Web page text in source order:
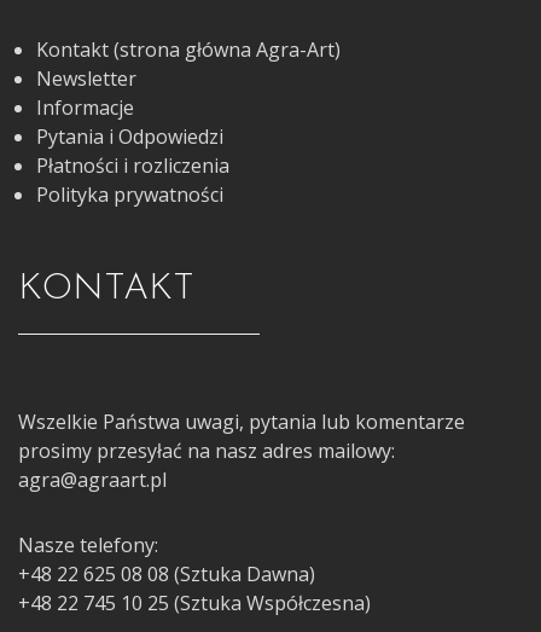
Kontakt (strona główna Agra-Art)
Newsletter
Informacje
Pytania i Odpowiedzi
Płatności i rozliczenia
Polityka prywatności
KONTAKT
Wszelkie Państwa uwagi, pytania lub komentarze
prosimy przesyłać na nasz adres mailowy:
agra@agraart.pl
Nasze telefony:
+48 22 625 08 08 (Sztuka Dawna)
+48 22 745 10 25 (Sztuka Współczesna)